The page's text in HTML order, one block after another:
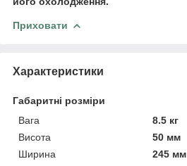
Приховати
Характеристики
Габаритні розміри
Вага
8.5 кг
Висота
50 мм
Ширина
245 мм